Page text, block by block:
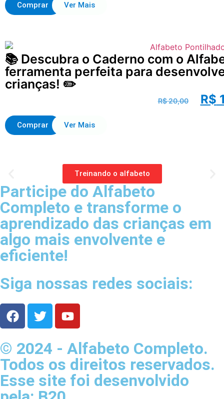
Comprar Ver Mais
📚 Descubra o Caderno com o
ferramenta perfeita para
crianças! ✏️
R$20,00 R$
Comprar Ver Mais
Treinando o alfabeto
Participe do Alfabeto
Completo e transforme o
aprendizado das crianças em
algo mais envolvente e
eficiente!
Siga nossas redes sociais:
© 2024 - Alfabeto Completo.
Todos os direitos reservados.
Esse site foi desenvolvido